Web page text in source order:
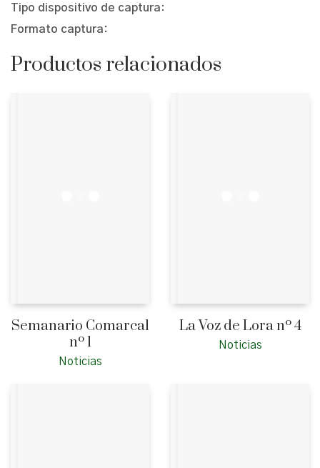
Tipo dispositivo de captura:
Formato captura:
Productos relacionados
Semanario Comarcal
nº 1
Noticias
La Voz de Lora nº 4
Noticias